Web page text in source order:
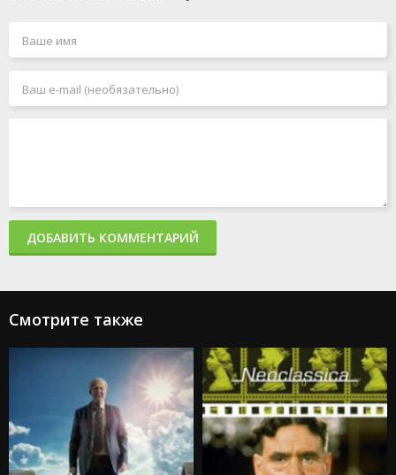
ДОБАВИТЬ КОММЕНТАРИЙ
Смотрите также